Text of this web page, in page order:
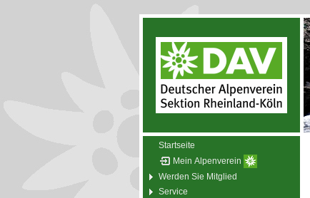
Startseite
Mein Alpenverein
Werden Sie Mitglied
Service